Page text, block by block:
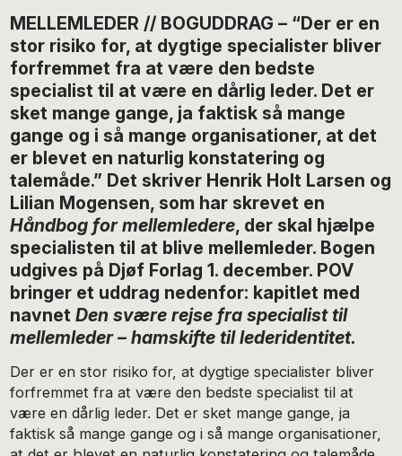
MELLEMLEDER // BOGUDDRAG – “Der er en
stor risiko for, at dygtige specialister bliver
forfremmet fra at være den bedste
specialist til at være en dårlig leder. Det er
sket mange gange, ja faktisk så mange
gange og i så mange organisationer, at det
er blevet en naturlig konstatering og
talemåde.” Det skriver Henrik Holt Larsen og
Lilian Mogensen, som har skrevet en
Håndbog for mellemledere, der skal hjælpe
specialisten til at blive mellemleder. Bogen
udgives på Djøf Forlag 1. december. POV
bringer et uddrag nedenfor: kapitlet med
navnetDen svære rejse fra specialist til
mellemleder – hamskifte til lederidentitet.
Der er en stor risiko for, at dygtige specialister bliver
forfremmet fra at være den bedste specialist til at
være en dårlig leder. Det er sket mange gange, ja
faktisk så mange gange og i så mange organisationer,